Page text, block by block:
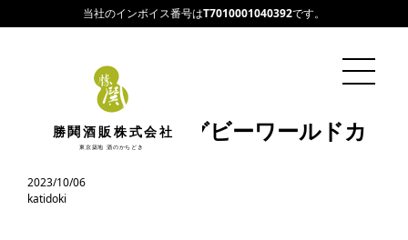
当社のインボイス番号はT7010001040392です。
勝鬨酒販株式会社
東京築地 酒のかちどき
キムロックとラグビーワールドカ
ップ2023
2023/10/06
katidoki